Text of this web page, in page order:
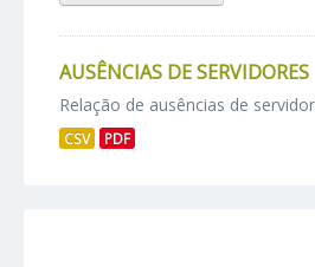
AUSÊNCIAS DE SERVIDORES
Relação de ausências de
CSV PDF